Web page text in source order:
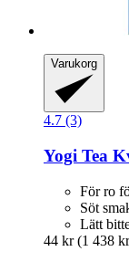
Varukorg
4.7 (3)
Yogi Tea
För ro
Söt
Lätt
44 kr (1 438